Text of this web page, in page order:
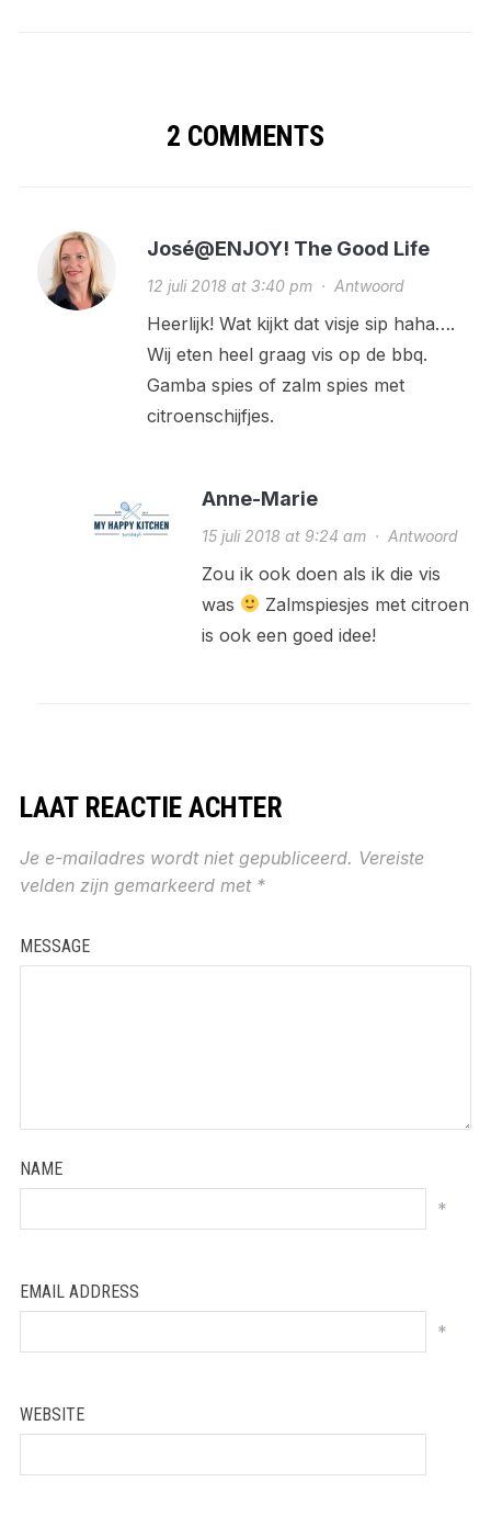
2 COMMENTS
José@ENJOY! The Good Life
12 juli 2018 at 3:40 pm· Antwoord
Heerlijk! Wat kijkt dat visje sip haha….
Wij eten heel graag vis op de bbq.
Gamba spies of zalm spies met
citroenschijfjes.
Anne-Marie
15 juli 2018 at 9:24 am· Antwoord
Zou ik ook doen als ik die vis
was
Zalmspiesjes met citroen
is ook een goed idee!
LAAT REACTIE ACHTER
Je e-mailadres wordt niet gepubliceerd. Vereiste
velden zijn gemarkeerd met *
MESSAGE
NAME
*
EMAIL ADDRESS
*
WEBSITE